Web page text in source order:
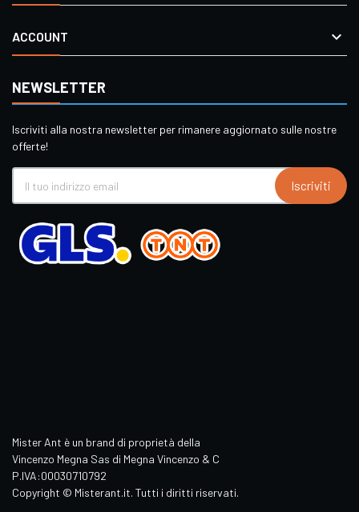
ACCOUNT 
NEWSLETTER
Iscriviti alla nostra newsletter per rimanere aggiornato sulle nostre
offerte!
Iscriviti
Mister Ant è un brand di proprietà della
Vincenzo Megna Sas di Megna Vincenzo & C
P.IVA:00030710792
Copyright © Misterant.it. Tutti i diritti riservati.